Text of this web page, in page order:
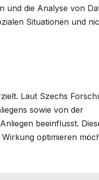
und die Analyse von
Situationen und
Laut Szechs
sowie von der
beeinflusst.
optimieren